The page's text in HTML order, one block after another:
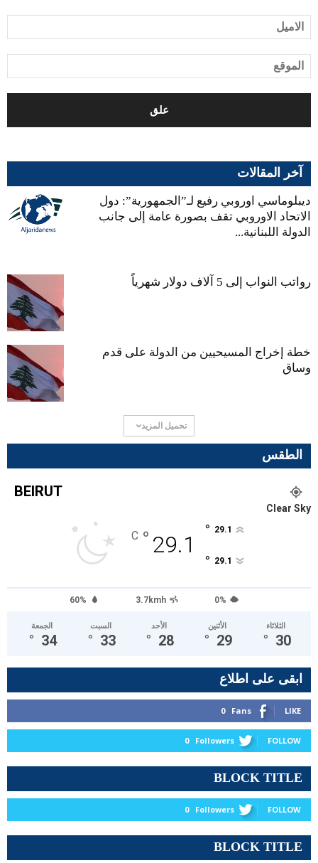
آخر المقالات
ديبلوماسي اوروبي رفيع لـ”الجمهورية”: دول
الاتحاد الاوروبي تقف بصورة عامة إلى جانب
الدولة اللبنانية...
رواتب النواب إلى 5 آلاف دولار شهرياً
خطة إخراج المسيحيين من الدولة على قدم
وساق
تحميل المزيد
الطقس
BEIRUT
Clear Sky
29.1
°
C 29.1
°
29.1
°
60% 3.7kmh 0%
الجمعة
34
°
السبت
33
°
الأحد
28
°
الأثنين
29
°
الثلاثاء
30
°
ابقى على اطلاع
0 Fans LIKE
0 Followers FOLLOW
BLOCK TITLE
0 Followers FOLLOW
BLOCK TITLE